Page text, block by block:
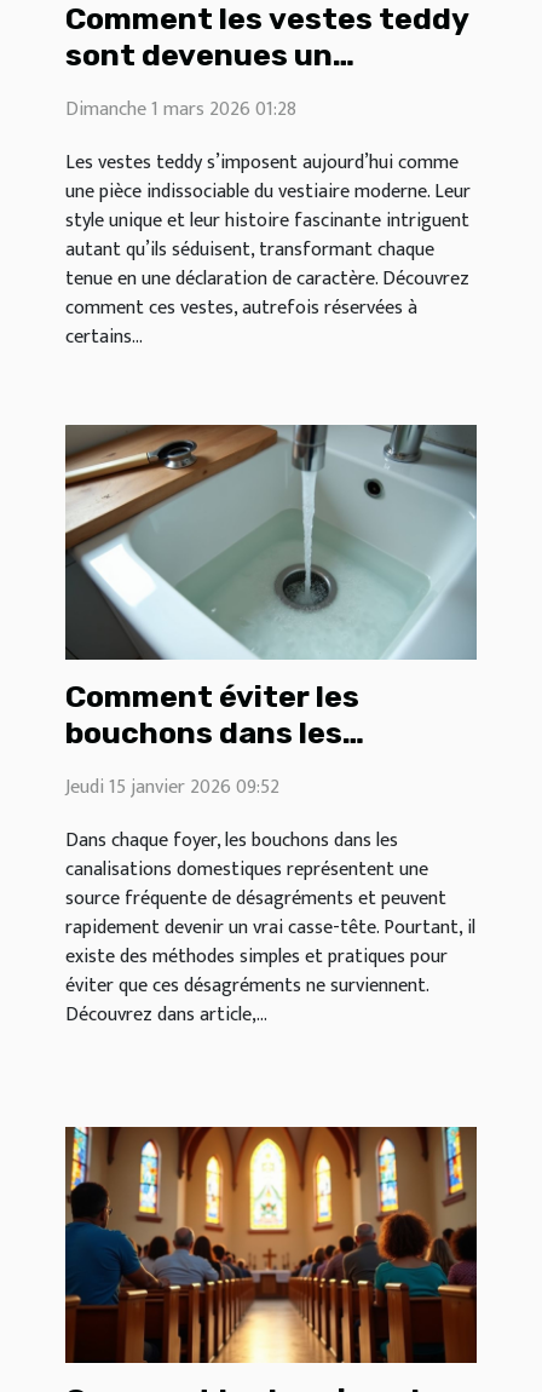
Comment les vestes teddy
sont devenues un
incontournable de la mode
Dimanche 1 mars 2026 01:28
Les vestes teddy s’imposent aujourd’hui comme
une pièce indissociable du vestiaire moderne. Leur
style unique et leur histoire fascinante intriguent
autant qu’ils séduisent, transformant chaque
tenue en une déclaration de caractère. Découvrez
comment ces vestes, autrefois réservées à
certains...
Comment éviter les
bouchons dans les
canalisations domestiques
?
Jeudi 15 janvier 2026 09:52
Dans chaque foyer, les bouchons dans les
canalisations domestiques représentent une
source fréquente de désagréments et peuvent
rapidement devenir un vrai casse-tête. Pourtant, il
existe des méthodes simples et pratiques pour
éviter que ces désagréments ne surviennent.
Découvrez dans article,...